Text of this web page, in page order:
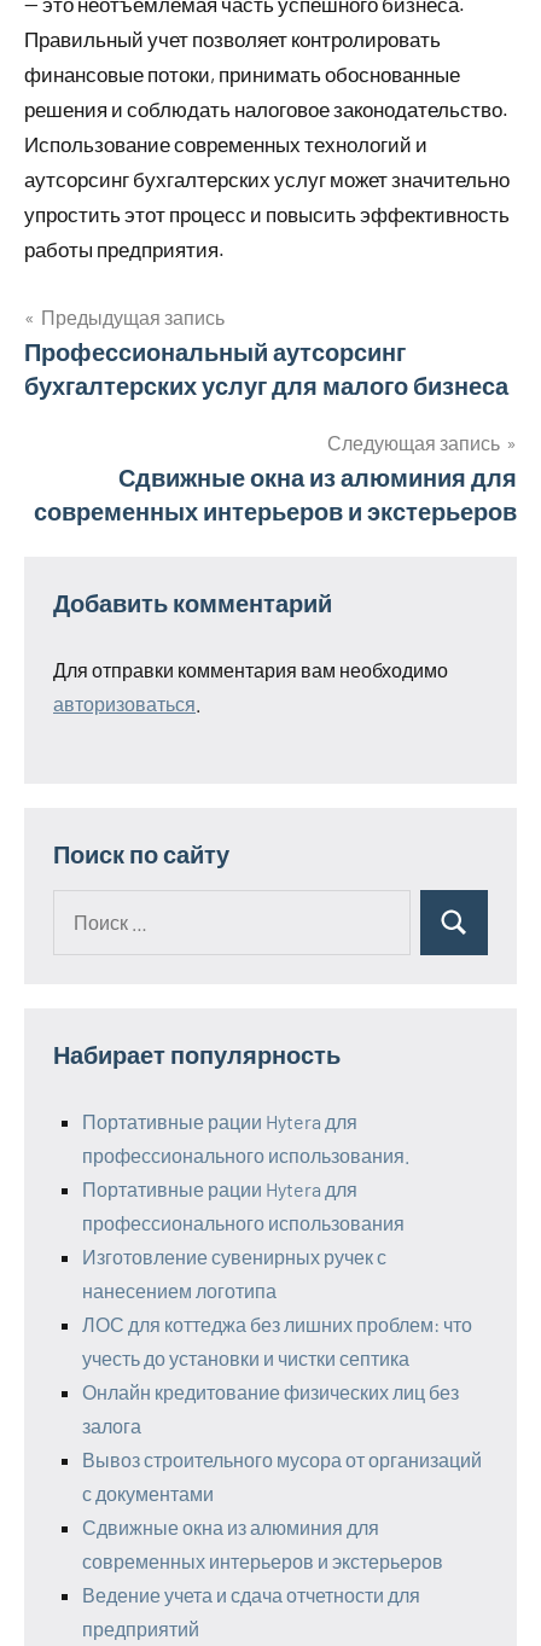
Правильный учет позволяет контролировать
финансовые потоки, принимать обоснованные
решения и соблюдать налоговое законодательство.
Использование современных технологий и
аутсорсинг бухгалтерских услуг может значительно
упростить этот процесс и повысить эффективность
работы предприятия.
Навигация
по
Предыдущая запись
Профессиональный аутсорсинг
бухгалтерских услуг для малого бизнеса
Следующая запись
Сдвижные окна из алюминия для
современных интерьеров и экстерьеров
Добавить комментарий
Для отправки комментария вам необходимо
авторизоваться
Поиск по сайту
Поиск
Набирает популярность
Портативные рации Hytera для
профессионального использования.
Портативные рации Hytera для
профессионального использования
Изготовление сувенирных ручек с
нанесением логотипа
ЛОС для коттеджа без лишних проблем: что
учесть до установки и чистки септика
Онлайн кредитование физических лиц без
залога
Вывоз строительного мусора от организаций
с документами
Сдвижные окна из алюминия для
современных интерьеров и экстерьеров
Ведение учета и сдача отчетности для
предприятий